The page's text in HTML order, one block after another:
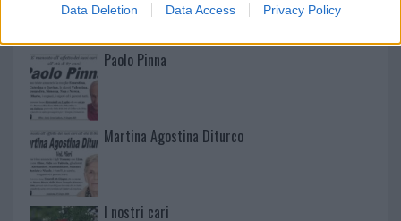
Data Deletion Data Access Privacy Policy
Paolo Pinna
Martina Agostina Diturco
I nostri cari